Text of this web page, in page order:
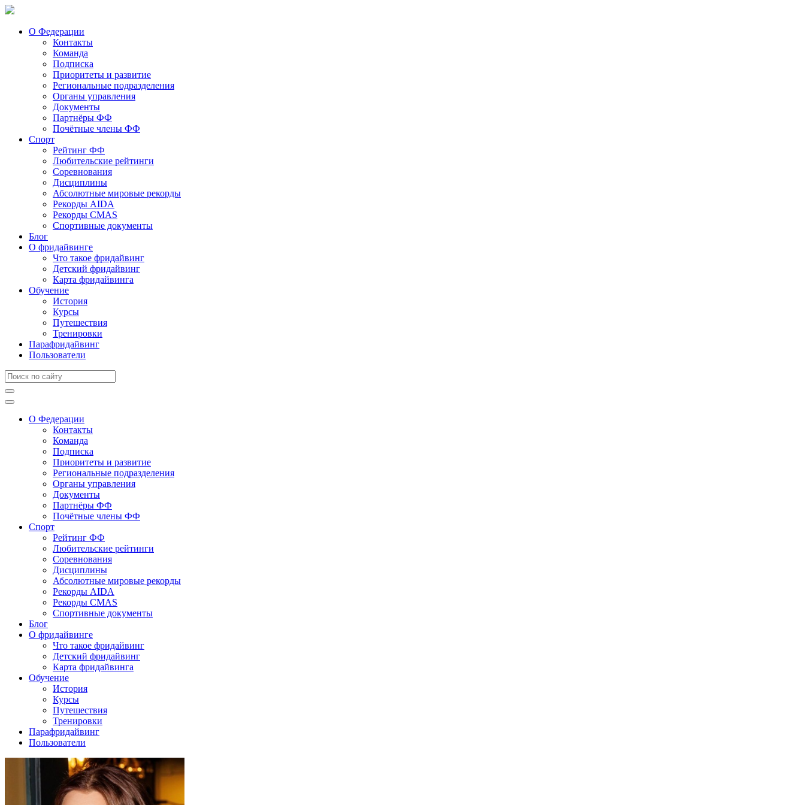
О Федерации
Контакты
Команда
Подписка
Приоритеты и развитие
Региональные подразделения
Органы управления
Документы
Партнёры ФФ
Почётные члены ФФ
Спорт
Рейтинг ФФ
Любительские рейтинги
Соревнования
Дисциплины
Абсолютные мировые рекорды
Рекорды AIDA
Рекорды CMAS
Спортивные документы
Блог
О фридайвинге
Что такое фридайвинг
Детский фридайвинг
Карта фридайвинга
Обучение
История
Курсы
Путешествия
Тренировки
Парафридайвинг
Пользователи
О Федерации
Контакты
Команда
Подписка
Приоритеты и развитие
Региональные подразделения
Органы управления
Документы
Партнёры ФФ
Почётные члены ФФ
Спорт
Рейтинг ФФ
Любительские рейтинги
Соревнования
Дисциплины
Абсолютные мировые рекорды
Рекорды AIDA
Рекорды CMAS
Спортивные документы
Блог
О фридайвинге
Что такое фридайвинг
Детский фридайвинг
Карта фридайвинга
Обучение
История
Курсы
Путешествия
Тренировки
Парафридайвинг
Пользователи